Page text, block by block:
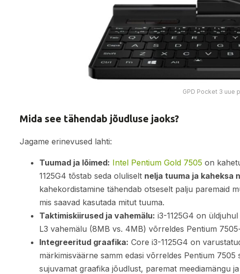
GPD Pocket 3 uue
Mida see tähendab jõudluse jaoks?
Jagame erinevused lahti:
Tuumad ja lõimed: Intel Pentium Gold 7505 on
1125G4 tõstab seda oluliselt nelja tuuma ja kaheksa
kahekordistamine tähendab otseselt palju paremaid
mis saavad kasutada mitut tuuma.
Taktimiskiirused ja vahemälu: i3-1125G4 on
L3 vahemälu (8MB vs. 4MB) võrreldes Pentium
Integreeritud graafika: Core i3-1125G4 on
märkimisväärne samm edasi võrreldes Pentium
sujuvamat graafika jõudlust, paremat meediamängu